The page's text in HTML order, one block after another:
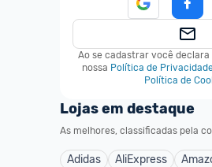
Ao se cadastrar você
nossa Política de
Política de
Lojas em destaque
As melhores, classificadas pela
Adidas AliExpress